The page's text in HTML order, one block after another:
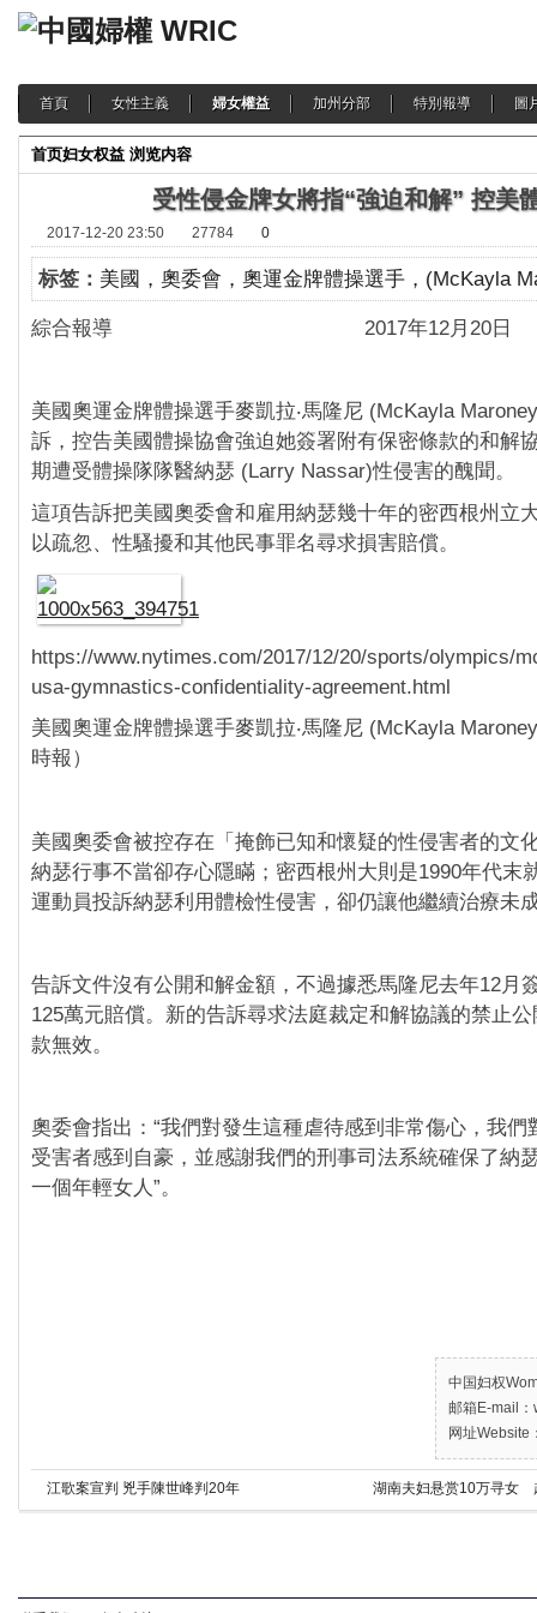
首頁 女性主義 婦女權益 加州分部 特別報導 圖
首页妇女权益 浏览内容
受性侵金牌女將指“強迫和解” 控美
2017-12-20 23:50 27784 0
标签： 美國，奧委會，奧運金牌體操選手，(McKayla
綜合報導 2017年12月20日
美國奧運金牌體操選手麥凱拉‧馬隆尼 (McKayla
訴，控告美國體操協會強迫她簽署附有保密條款的和解
期遭受體操隊隊醫納瑟 (Larry Nassar)性侵害的醜聞。
這項告訴把美國奧委會和雇用納瑟幾十年的密西根州立
以疏忽、性騷擾和其他民事罪名尋求損害賠償。
https://www.nytimes.com/2017/12/20/sports/olympics/
usa-gymnastics-confidentiality-agreement.html
美國奧運金牌體操選手麥凱拉‧馬隆尼 (McKayla
時報）
美國奧委會被控存在「掩飾已知和懷疑的性侵害者的文
納瑟行事不當卻存心隱瞞；密西根州大則是1990年代末
運動員投訴納瑟利用體檢性侵害，卻仍讓他繼續治療未
告訴文件沒有公開和解金額，不過據悉馬隆尼去年12月
125萬元賠償。新的告訴尋求法庭裁定和解協議的禁止
款無效。
奧委會指出：“我們對發生這種虐待感到非常傷心，我們
受害者感到自豪，並感謝我們的刑事司法系統確保了納
一個年輕女人”。
中国妇权
邮箱E-mail
网址Website
江歌案宣判 兇手陳世峰判20年 湖南夫妇悬赏10万寻女